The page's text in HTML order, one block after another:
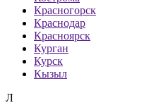
Красногорск
Краснодар
Красноярск
Курган
Курск
Кызыл
Л